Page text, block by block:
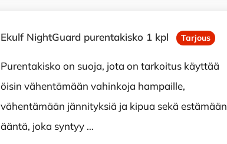
Ekulf NightGuard purentakisko 1 kpl Tarjous
Purentakisko on suoja, jota on tarkoitus käyttää
öisin vähentämään vahinkoja hampaille,
vähentämään jännityksiä ja kipua sekä estämään
ääntä, joka syntyy …